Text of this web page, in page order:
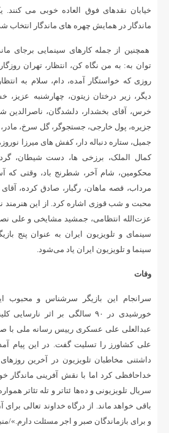
خیابان نقدهای فوق العاده خوبی می
ماندگار در همایش چهره های ماندگار انتخاب
همچنین از جمله کارهای سینمایی برجای
توان به: به من نگاه کن، انتظار، تهران
روزی که خواستگار آمده، دام، سلام به
دیگر، زیر درختان زیتون، چهارشنبه
خرس، آقای بخشدار، دلشدگان، ناصرالدین
جزیره، پول خارجی، جستجوگر، گل سرخ،
جمیل، ستاره دنباله دار، کفش های میرزا
کمال الملک، برزخی ها، دست شیطان،
محکومین، شام آخر، شطرنج باد، وقتی که
مرداب، قصه ماهان، رگبار، صادق کرده،
محبت و شب قوزی اشاره کرد. از این هنرمند
عزت‌الله انتظامی، جمشید مشایخی و علی
سینمای و تلویزیون ایران به عنوان پنج
سینما و تلویزیون ایران یاد می‌شود.
وفات
خورشیدی در ۹۰ سالگی بر اثر
عبدالعلی علی عسکری رییس رسانه ملی با
علی کشاورز را تسلیت گفت. در این پیام
سریال تلویزیونی و ده‌ها ئتاتر و تله تئاتر
باقی خواهد ماند. از درگاه خداوند تعالی
و برای بازماندگان صبر و اجر مسئلت دارم.»/